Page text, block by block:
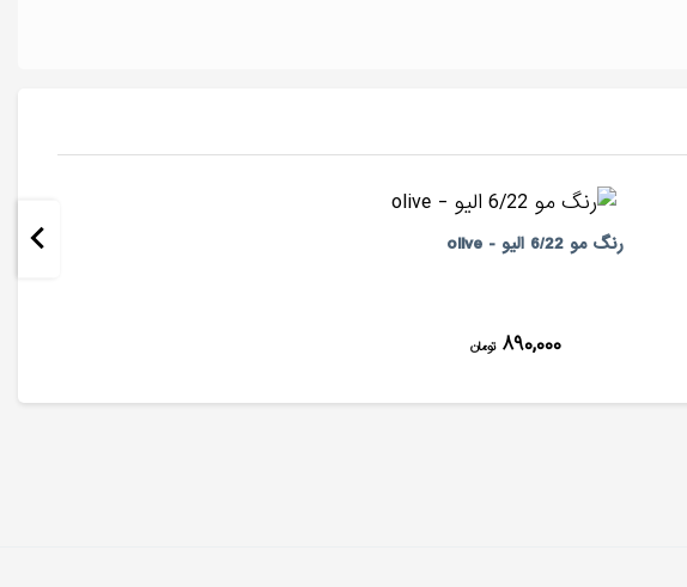
رنگ مو 6/22 الیو - olive
۸۹۰,۰۰۰ تومان